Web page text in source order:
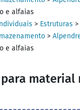
e alfaias
> Estruturas >
>
e alfaias
material